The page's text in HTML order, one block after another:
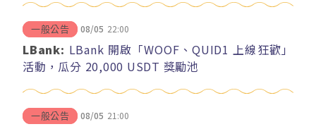
一般公告 08/05 22:00
LBank: LBank 開啟「WOOF、QUID1 上線狂歡」
活動，瓜分 20,000 USDT 獎勵池
一般公告 08/05 21:00